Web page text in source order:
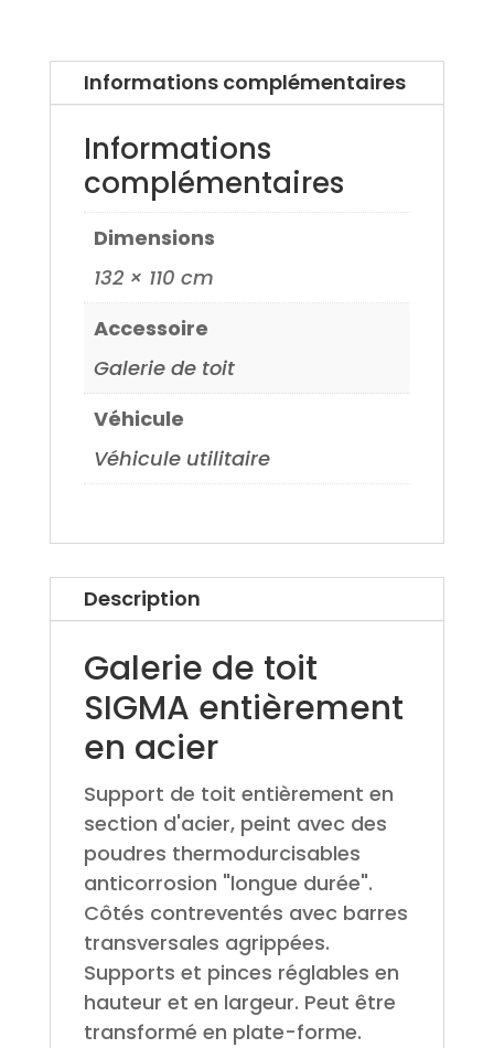
Informations complémentaires
Informations
complémentaires
Dimensions
132 × 110 cm
Accessoire
Galerie de toit
Véhicule
Véhicule utilitaire
Description
Galerie de toit
SIGMA entièrement
en acier
Support de toit entièrement en
section d'acier, peint avec des
poudres thermodurcisables
anticorrosion "longue durée".
Côtés contreventés avec barres
transversales agrippées.
Supports et pinces réglables en
hauteur et en largeur. Peut être
transformé en plate-forme.